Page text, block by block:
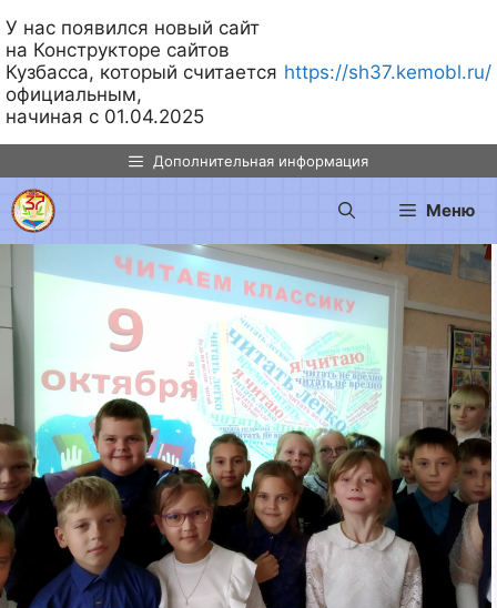
У нас появился новый сайт
на Конструкторе сайтов
Кузбасса, который считается
официальным,
начиная с 01.04.2025
https://sh37.kemobl.ru/
к
содержимому
Дополнительная информация
Меню